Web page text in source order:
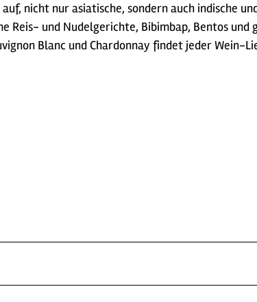
nicht nur asiatische, sondern auch indische
und Nudelgerichte, Bibimbap, Bentos und
Blanc und Chardonnay findet jeder Wein-